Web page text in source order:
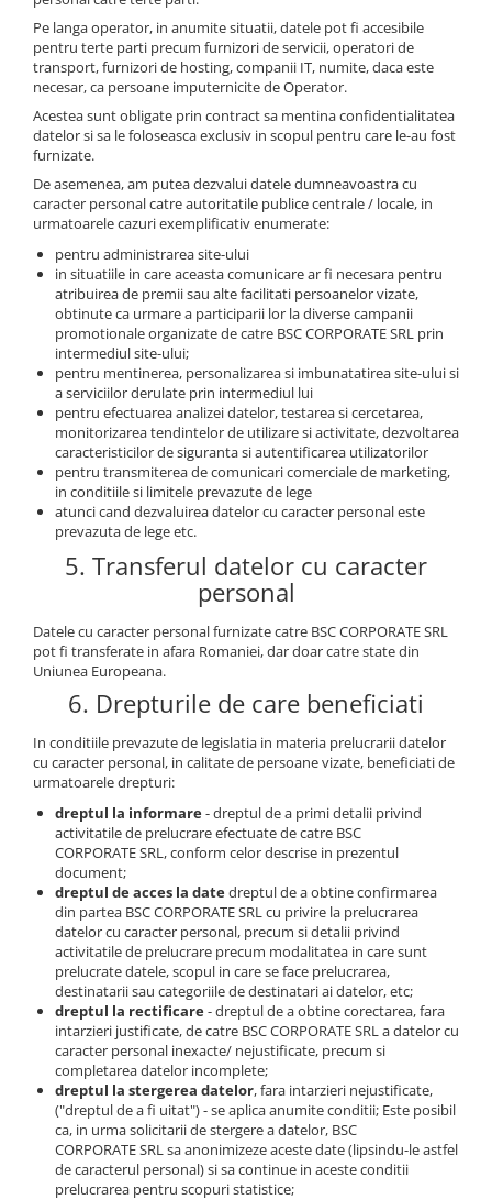
Pe langa operator, in anumite situatii, datele pot fi accesibile
pentru terte parti precum furnizori de servicii, operatori de
transport, furnizori de hosting, companii IT, numite, daca este
necesar, ca persoane imputernicite de Operator.
Acestea sunt obligate prin contract sa mentina confidentialitatea
datelor si sa le foloseasca exclusiv in scopul pentru care le-au fost
furnizate.
De asemenea, am putea dezvalui datele dumneavoastra cu
caracter personal catre autoritatile publice centrale / locale, in
urmatoarele cazuri exemplificativ enumerate:
pentru administrarea site-ului
in situatiile in care aceasta comunicare ar fi necesara pentru
atribuirea de premii sau alte facilitati persoanelor vizate,
obtinute ca urmare a participarii lor la diverse campanii
promotionale organizate de catre BSC CORPORATE SRL prin
intermediul site-ului;
pentru mentinerea, personalizarea si imbunatatirea site-ului si
a serviciilor derulate prin intermediul lui
pentru efectuarea analizei datelor, testarea si cercetarea,
monitorizarea tendintelor de utilizare si activitate, dezvoltarea
caracteristicilor de siguranta si autentificarea utilizatorilor
pentru transmiterea de comunicari comerciale de marketing,
in conditiile si limitele prevazute de lege
atunci cand dezvaluirea datelor cu caracter personal este
prevazuta de lege etc.
5. Transferul datelor cu caracter
personal
Datele cu caracter personal furnizate catre BSC CORPORATE SRL
pot fi transferate in afara Romaniei, dar doar catre state din
Uniunea Europeana.
6. Drepturile de care beneficiati
In conditiile prevazute de legislatia in materia prelucrarii datelor
cu caracter personal, in calitate de persoane vizate, beneficiati de
urmatoarele drepturi:
dreptul la informare- dreptul de a primi detalii privind
activitatile de prelucrare efectuate de catre BSC
CORPORATE SRL, conform celor descrise in prezentul
document;
dreptul de acces la datedreptul de a obtine confirmarea
din partea BSC CORPORATE SRL cu privire la prelucrarea
datelor cu caracter personal, precum si detalii privind
activitatile de prelucrare precum modalitatea in care sunt
prelucrate datele, scopul in care se face prelucrarea,
destinatarii sau categoriile de destinatari ai datelor, etc;
dreptul la rectificare- dreptul de a obtine corectarea, fara
intarzieri justificate, de catre BSC CORPORATE SRL a datelor cu
caracter personal inexacte/ nejustificate, precum si
completarea datelor incomplete;
dreptul la stergerea datelor, fara intarzieri nejustificate,
("dreptul de a fi uitat") - se aplica anumite conditii; Este posibil
ca, in urma solicitarii de stergere a datelor, BSC
CORPORATE SRL sa anonimizeze aceste date (lipsindu-le astfel
de caracterul personal) si sa continue in aceste conditii
prelucrarea pentru scopuri statistice;